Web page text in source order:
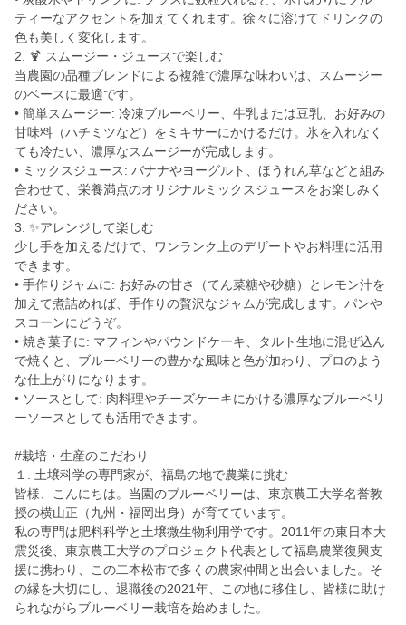
ティーなアクセントを加えてくれます。徐々に溶けてドリンクの
色も美しく変化します。
2. 🍹 スムージー・ジュースで楽しむ
当農園の品種ブレンドによる複雑で濃厚な味わいは、スムージー
のベースに最適です。
• 簡単スムージー: 冷凍ブルーベリー、牛乳または豆乳、お好みの
甘味料（ハチミツなど）をミキサーにかけるだけ。氷を入れなく
ても冷たい、濃厚なスムージーが完成します。
• ミックスジュース: バナナやヨーグルト、ほうれん草などと組み
合わせて、栄養満点のオリジナルミックスジュースをお楽しみく
ださい。
3. ✨アレンジして楽しむ
少し手を加えるだけで、ワンランク上のデザートやお料理に活用
できます。
• 手作りジャムに: お好みの甘さ（てん菜糖や砂糖）とレモン汁を
加えて煮詰めれば、手作りの贅沢なジャムが完成します。パンや
スコーンにどうぞ。
• 焼き菓子に: マフィンやパウンドケーキ、タルト生地に混ぜ込ん
で焼くと、ブルーベリーの豊かな風味と色が加わり、プロのよう
な仕上がりになります。
• ソースとして: 肉料理やチーズケーキにかける濃厚なブルーベリ
ーソースとしても活用できます。
#栽培・生産のこだわり
１. 土壌科学の専門家が、福島の地で農業に挑む
皆様、こんにちは。当園のブルーベリーは、東京農工大学名誉教
授の横山正（九州・福岡出身）が育てています。
私の専門は肥料科学と土壌微生物利用学です。2011年の東日本大
震災後、東京農工大学のプロジェクト代表として福島農業復興支
援に携わり、この二本松市で多くの農家仲間と出会いました。そ
の縁を大切にし、退職後の2021年、この地に移住し、皆様に助け
られながらブルーベリー栽培を始めました。